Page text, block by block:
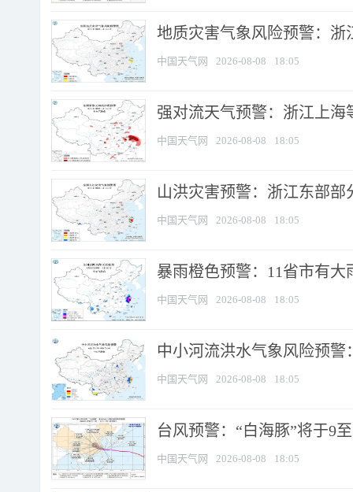
地质灾害气象风险预警：
中国天气网 2026-08-08 18:05
强对流天气预警：浙江上海
中国天气网 2026-08-08 18:05
山洪灾害预警：浙江东部
中国天气网 2026-08-08 18:05
暴雨橙色预警：11省市有
中国天气网 2026-08-08 18:05
中小河流洪水气象风险预
中国天气网 2026-08-08 18:05
台风预警：“白海豚”将于9
中国天气网 2026-08-08 18:05